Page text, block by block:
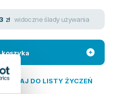
zł widoczne ślady używania
koszyka
DODAJ DO LISTY ŻYCZEŃ